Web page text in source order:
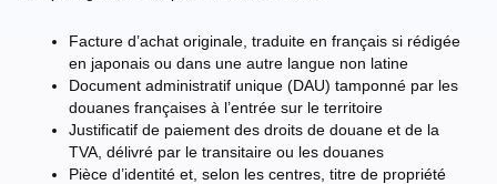
Facture d’achat originale, traduite en français si rédigée
en japonais ou dans une autre langue non latine
Document administratif unique (DAU) tamponné par les
douanes françaises à l’entrée sur le territoire
Justificatif de paiement des droits de douane et de la
TVA, délivré par le transitaire ou les douanes
Pièce d’identité et, selon les centres, titre de propriété